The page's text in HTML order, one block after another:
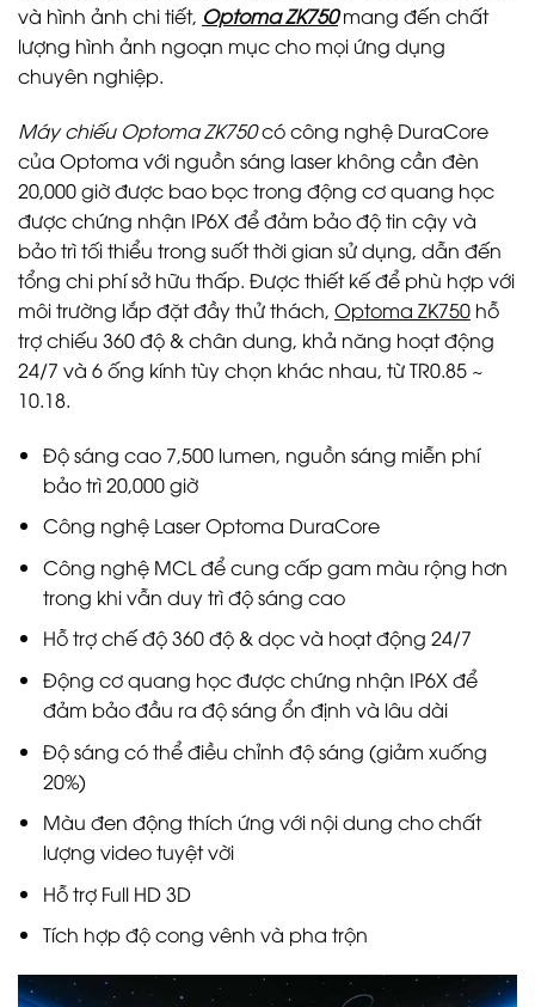
và hình ảnh chi tiết, Optoma ZK750mang đến chất
lượng hình ảnh ngoạn mục cho mọi ứng dụng
chuyên nghiệp.
Máy chiếu Optoma ZK750có công nghệ DuraCore
của Optoma với nguồn sáng laser không cần đèn
20,000 giờ được bao bọc trong động cơ quang học
được chứng nhận IP6X để đảm bảo độ tin cậy và
bảo trì tối thiểu trong suốt thời gian sử dụng, dẫn đến
tổng chi phí sở hữu thấp. Được thiết kế để phù hợp với
môi trường lắp đặt đầy thử thách, Optoma ZK750 hỗ
trợ chiếu 360 độ & chân dung, khả năng hoạt động
24/7 và 6 ống kính tùy chọn khác nhau, từ TR0.85 ~
10.18.
Độ sáng cao 7,500 lumen, nguồn sáng miễn phí
bảo trì 20,000 giờ
Công nghệ Laser Optoma DuraCore
Công nghệ MCL để cung cấp gam màu rộng hơn
trong khi vẫn duy trì độ sáng cao
Hỗ trợ chế độ 360 độ & dọc và hoạt động 24/7
Động cơ quang học được chứng nhận IP6X để
đảm bảo đầu ra độ sáng ổn định và lâu dài
Độ sáng có thể điều chỉnh độ sáng (giảm xuống
20%)
Màu đen động thích ứng với nội dung cho chất
lượng video tuyệt vời
Hỗ trợ Full HD 3D
Tích hợp độ cong vênh và pha trộn